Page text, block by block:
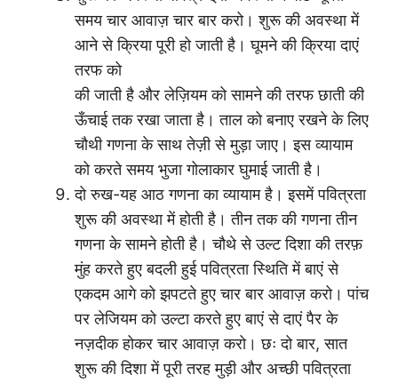
समय चार आवाज़ चार बार करो। शुरू की अवस्था में
आने से क्रिया पूरी हो जाती है। घूमने की क्रिया दाएं
तरफ को
की जाती है और लेज़ियम को सामने की तरफ छाती की
ऊँचाई तक रखा जाता है। ताल को बनाए रखने के लिए
चौथी गणना के साथ तेज़ी से मुड़ा जाए। इस व्यायाम
को करते समय भुजा गोलाकार घुमाई जाती है।
दो रुख-यह आठ गणना का व्यायाम है। इसमें पवित्रता
शुरू की अवस्था में होती है। तीन तक की गणना तीन
गणना के सामने होती है। चौथे से उल्ट दिशा की तरफ़
मुंह करते हुए बदली हुई पवित्रता स्थिति में बाएं से
एकदम आगे को झपटते हुए चार बार आवाज़ करो। पांच
पर लेजियम को उल्टा करते हुए बाएं से दाएं पैर के
नज़दीक होकर चार आवाज़ करो। छः दो बार, सात
शुरू की दिशा में पूरी तरह मुड़ी और अच्छी पवित्रता